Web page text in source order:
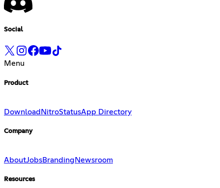
Social
Menu
Product
Download NitroStatusApp Directory
Company
AboutJobsBranding Newsroom
Resources